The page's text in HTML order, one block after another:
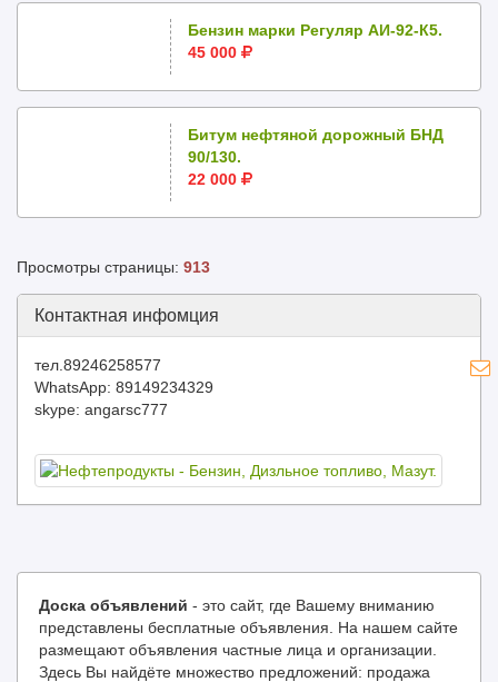
Бензин марки Регуляр АИ-92-К5.
45 000
Битум нефтяной дорожный БНД
90/130.
22 000
Просмотры страницы: 913
Контактная инфомция
тел.89246258577
WhatsApp: 89149234329
skype: angarsc777
Доска объявлений - это сайт, где Вашему вниманию
представлены бесплатные объявления. На нашем сайте
размещают объявления частные лица и организации.
Здесь Вы найдёте множество предложений: продажа